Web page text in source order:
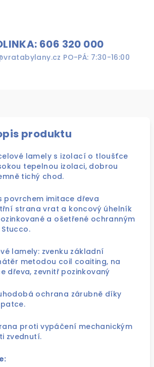
606 320 000
PO-PÁ: 7:30-16:00
produktu
lamely s izolací o tloušťce
tepelnou izolaci, dobrou
tichý chod.
povrchem imitace dřeva
strana vrat a koncový úhelník
a ošetřené ochranným
lamely: zvenku základní
metodou coil coaiting, na
dřeva, zevnitř pozinkovaný
ochrana zárubně díky
proti vypáčení mechanickým
zvednutí.